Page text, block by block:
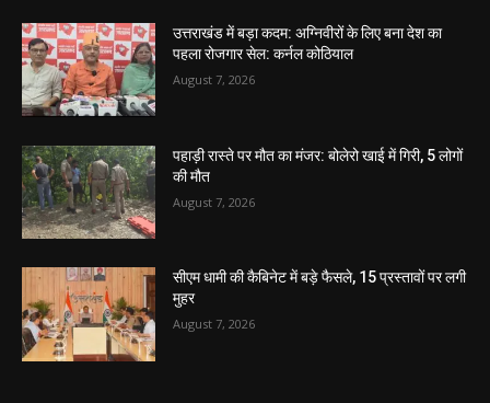
उत्तराखंड में बड़ा कदम: अग्निवीरों के लिए बना देश का
पहला रोजगार सेल: कर्नल कोठियाल
August 7, 2026
पहाड़ी रास्ते पर मौत का मंजर: बोलेरो खाई में गिरी, 5 लोगों
की मौत
August 7, 2026
सीएम धामी की कैबिनेट में बड़े फैसले, 15 प्रस्तावों पर लगी
मुहर
August 7, 2026